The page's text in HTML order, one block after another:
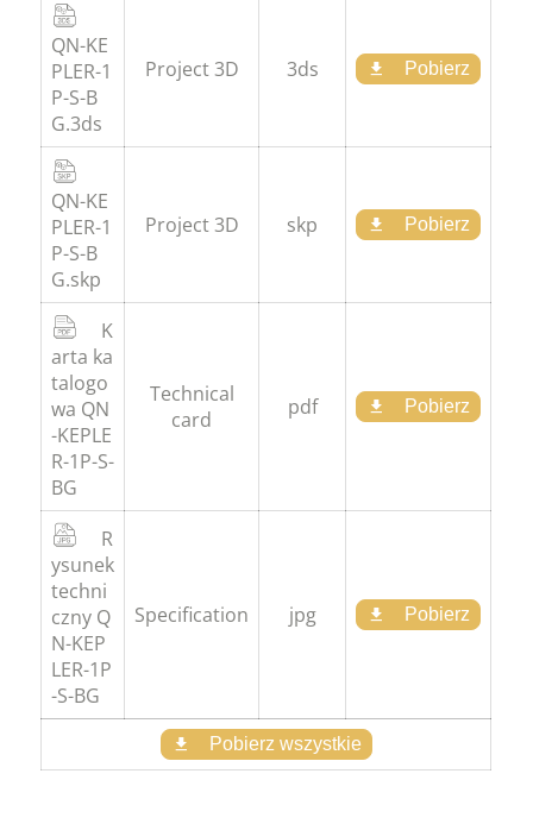
QN-KE
PLER-1
P-S-B
G.3ds
Project 3D 3ds Pobierz
QN-KE
PLER-1
P-S-B
G.skp
Project 3D skp Pobierz
K
arta ka
talogo
wa QN
-KEPLE
R-1P-S-
BG
Technical
card
pdf Pobierz
R
ysunek
techni
czny Q
N-KEP
LER-1P
-S-BG
Specification jpg Pobierz
Pobierz wszystkie